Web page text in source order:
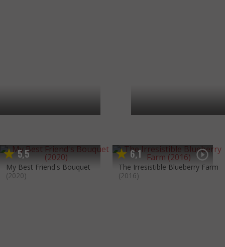
5,5
My Best Friend's Bouquet
(2020)
6,1
The Irresistible Blueberry Farm
(2016)